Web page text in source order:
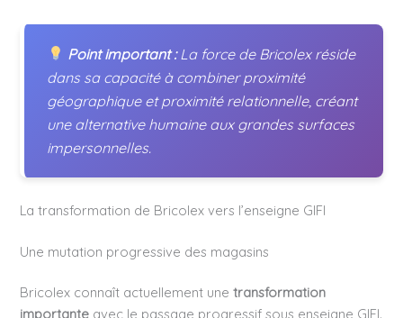
Point important :La force de Bricolex réside
dans sa capacité à combiner proximité
géographique et proximité relationnelle, créant
une alternative humaine aux grandes surfaces
impersonnelles.
La transformation de Bricolex vers l’enseigne GIFI
Une mutation progressive des magasins
Bricolex connaît actuellement unetransformation
importante avec le passage progressif sous enseigne GIFI.